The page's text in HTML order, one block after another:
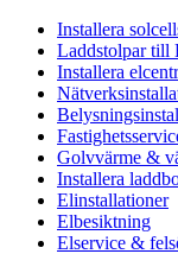
Installera
Laddstolpar till
Installera
Golvvärme &
Installera
Elinstallationer
Elbesiktning
Elservice &